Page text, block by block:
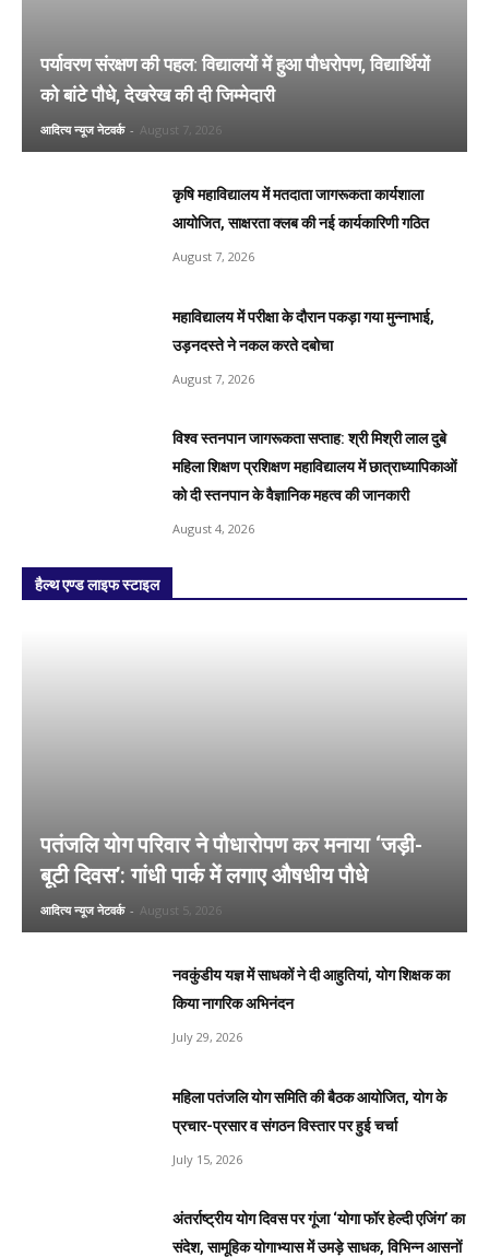
पर्यावरण संरक्षण की पहल: विद्यालयों में हुआ पौधरोपण, विद्यार्थियों
को बांटे पौधे, देखरेख की दी जिम्मेदारी
आदित्य न्यूज नेटवर्क - August 7, 2026
कृषि महाविद्यालय में मतदाता जागरूकता कार्यशाला
आयोजित, साक्षरता क्लब की नई कार्यकारिणी गठित
August 7, 2026
महाविद्यालय में परीक्षा के दौरान पकड़ा गया मुन्नाभाई,
उड़नदस्ते ने नकल करते दबोचा
August 7, 2026
विश्व स्तनपान जागरूकता सप्ताह: श्री मिश्री लाल दुबे
महिला शिक्षण प्रशिक्षण महाविद्यालय में छात्राध्यापिकाओं
को दी स्तनपान के वैज्ञानिक महत्व की जानकारी
August 4, 2026
हैल्थ एण्ड लाइफ स्टाइल
पतंजलि योग परिवार ने पौधारोपण कर मनाया ‘जड़ी-
बूटी दिवस’: गांधी पार्क में लगाए औषधीय पौधे
आदित्य न्यूज नेटवर्क - August 5, 2026
नवकुंडीय यज्ञ में साधकों ने दी आहुतियां, योग शिक्षक का
किया नागरिक अभिनंदन
July 29, 2026
महिला पतंजलि योग समिति की बैठक आयोजित, योग के
प्रचार-प्रसार व संगठन विस्तार पर हुई चर्चा
July 15, 2026
अंतर्राष्ट्रीय योग दिवस पर गूंजा ‘योगा फॉर हेल्दी एजिंग’ का
संदेश, सामूहिक योगाभ्यास में उमड़े साधक, विभिन्न आसनों